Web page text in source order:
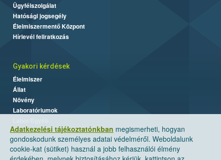
Adatkezelési tájékoztatónkban megismerheti, hogyan
gondoskodunk személyes adatai védelméről. Weboldalunk
cookie-kat (sütiket) használ a jobb felhasználói élmény
Ügyfélszolgálat
Hatósági jogsegély
Élelmiszermentő Központ
Hírlevél feliratkozás
Gyakori kérdések
Élelmiszer
Állat
Növény
Laboratóriumok